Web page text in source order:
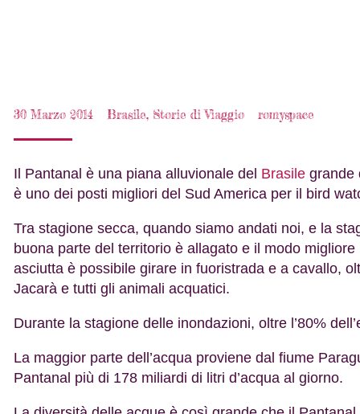
30 Marzo 2014 Brasile, Storie di Viaggio romyspace
Il Pantanal è una piana alluvionale del Brasile grande
è uno dei posti migliori del Sud America per il bird
Tra stagione secca, quando siamo andati noi, e la
buona parte del territorio è allagato e il modo
asciutta è possibile girare in fuoristrada e a cavallo,
Jacarà e tutti gli animali acquatici.
Durante la stagione delle inondazioni, oltre l’80%
La maggior parte dell’acqua proviene dal fiume
Pantanal più di 178 miliardi di litri d’acqua al giorno.